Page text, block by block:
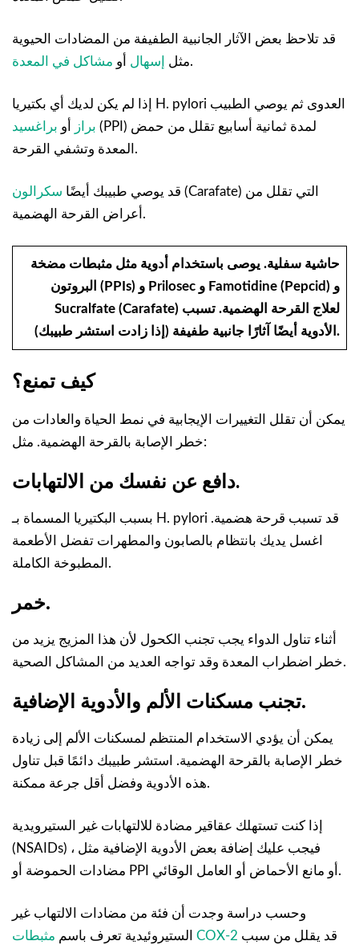
قد تلاحظ بعض الآثار الجانبية الطفيفة من المضادات الحيوية
مثل
إسهال أو مشاكل في المعدة .
إذا لم يكن لديك أي بكتيريا H. pylori العدوى ثم يوصي الطبيب
براز
أو
(PPI) لمدة ثمانية أسابيع تقلل من حمض
المعدة وتشفي القرحة.
قد يوصي طبيبك أيضًا (Carafate) التي تقلل من
أعراض القرحة الهضمية.
حاشية سفلية. يوصى باستخدام أدوية مثل مثبطات مضخة
البروتون (PPIs) و Prilosec و Famotidine (Pepcid) و
Sucralfate (Carafate) لعلاج القرحة الهضمية. تسبب
الأدوية أيضًا آثارًا جانبية طفيفة (إذا زادت استشر طبيبك).
كيف تمنع؟
يمكن أن تقلل التغييرات الإيجابية في نمط الحياة والعادات من
خطر الإصابة بالقرحة الهضمية. مثل:
دافع عن نفسك من الالتهابات.
بسبب البكتيريا المسماة بـ H. pylori قد تسبب قرحة هضمية.
اغسل يديك بانتظام بالصابون والمطهرات تفضل الأطعمة
المطبوخة الكاملة.
خمر.
أثناء تناول الدواء يجب تجنب الكحول لأن هذا المزيج يزيد من
خطر اضطراب المعدة وقد تواجه العديد من المشاكل الصحية.
تجنب مسكنات الألم والأدوية الإضافية.
يمكن أن يؤدي الاستخدام المنتظم لمسكنات الألم إلى زيادة
خطر الإصابة بالقرحة الهضمية. استشر طبيبك دائمًا قبل تناول
هذه الأدوية وفضل أقل جرعة ممكنة.
إذا كنت تستهلك عقاقير مضادة للالتهابات غير الستيرويدية
(NSAIDs) ، فيجب عليك إضافة بعض الأدوية الإضافية مثل
مضادات الحموضة أو PPI أو مانع الأحماض أو العامل الوقائي.
وحسب دراسة وجدت أن فئة من مضادات الالتهاب غير
الستيروئيدية تعرف باسم مثبطات COX-2